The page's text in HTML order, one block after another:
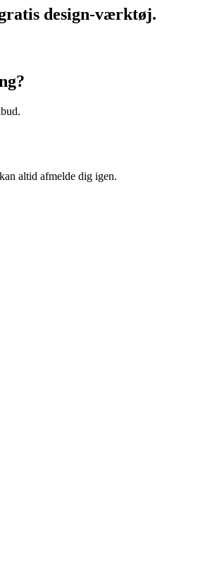
design-værktøj.
altid afmelde dig igen.